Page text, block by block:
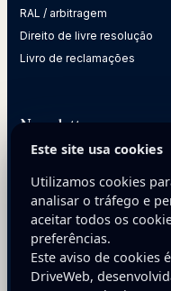
RAL / arbitragem
Direito de livre resolução
Livro de reclamações
Newsletter
sua empresa.
E-mail
Este site usa cookies
Utilizamos cookies
analisar o tráfego e
aceitar todos os
preferências.
Este aviso de cookies
DriveWeb,